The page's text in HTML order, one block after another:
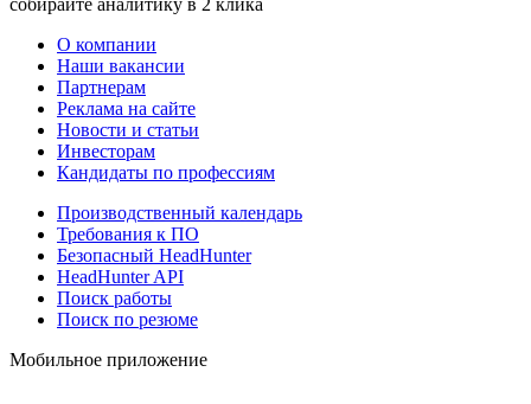
собирайте аналитику в 2 клика
О компании
Наши вакансии
Партнерам
Реклама на сайте
Новости и статьи
Инвесторам
Кандидаты по профессиям
Производственный календарь
Требования к ПО
Безопасный HeadHunter
HeadHunter API
Поиск работы
Поиск по резюме
Мобильное приложение